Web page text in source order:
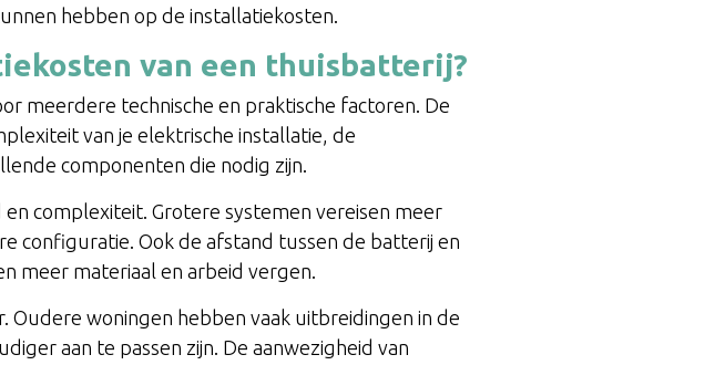
hebben op de installatiekosten.
van een thuisbatterij?
meerdere technische en praktische factoren. De
van je elektrische installatie, de
componenten die nodig zijn.
complexiteit. Grotere systemen vereisen meer
configuratie. Ook de afstand tussen de batterij en
meer materiaal en arbeid vergen.
woningen hebben vaak uitbreidingen in de
aan te passen zijn. De aanwezigheid van